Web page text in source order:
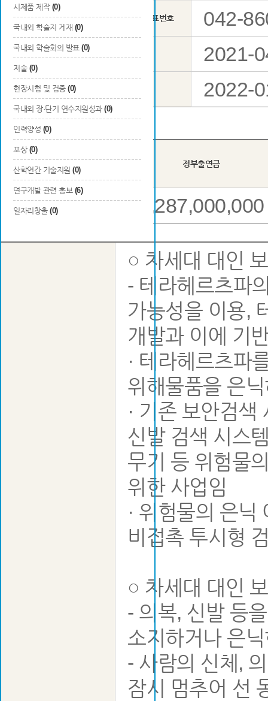
시제품 제작 (0)
국내외 학술지 게재 (0)
국내외 학술회의 발표 (0)
저술 (0)
현장시험 및 검증 (0)
국내외 장·단기 연수지원성과 (0)
인력양성 (0)
포상 (0)
산학연간 기술지원 (0)
연구개발 관련 홍보 (6)
일자리창출 (0)
기관 대표번호 042-
총 연구기간 2021-
당해연도 연구기간 2022-
정부출연금
5,287,000,000
○ 차세대 대인
- 테라헤르츠파
가능성을 이용,
개발과 이에 기
· 테라헤르츠파
위해물품을 은
· 기존 보안검
신발 검색 시스
무기 등 위험물
위한 사업임
· 위험물의 은
비접촉 투시형
○ 차세대 대인
- 의복, 신발 등
소지하거나 은
- 사람의 신체,
잠시 멈추어 선